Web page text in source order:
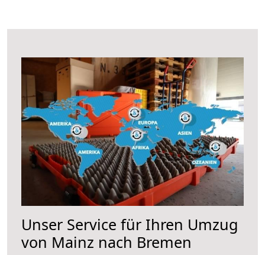
Unser Service für Ihren Umzug
von Mainz nach Bremen